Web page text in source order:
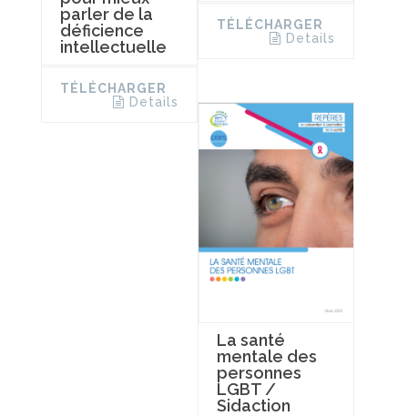
parler de la
déficience
intellectuelle
TÉLÉCHARGER
Details
TÉLÉCHARGER
Details
La santé
mentale des
personnes
LGBT /
Sidaction